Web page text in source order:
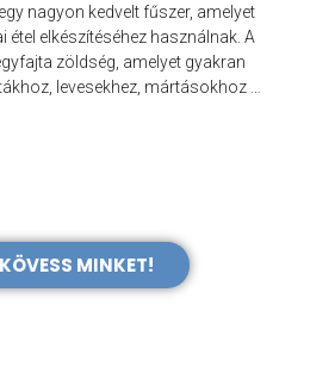
nagyon kedvelt fűszer, amelyet
elkészítéséhez használnak. A
zöldség, amelyet gyakran
levesekhez, mártásokhoz …
KÖVESS MINKET!